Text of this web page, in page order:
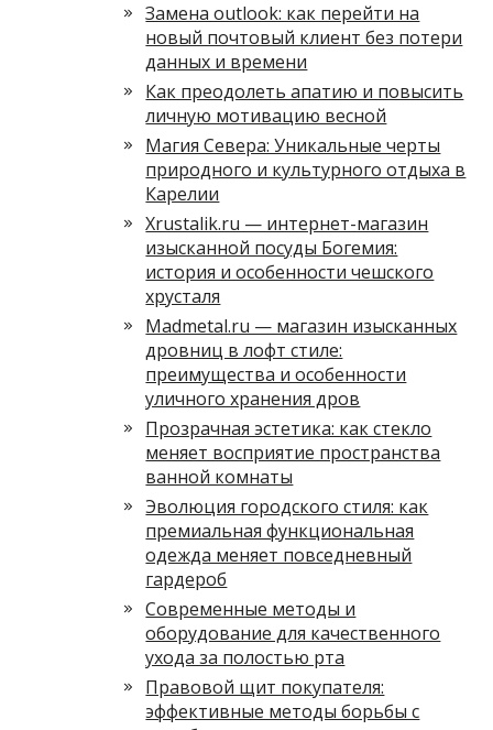
Замена outlook: как перейти на
новый почтовый клиент без потери
данных и времени
Как преодолеть апатию и повысить
личную мотивацию весной
Магия Севера: Уникальные черты
природного и культурного отдыха в
Карелии
Xrustalik.ru — интернет-магазин
изысканной посуды Богемия:
история и особенности чешского
хрусталя
Madmetal.ru — магазин изысканных
дровниц в лофт стиле:
преимущества и особенности
уличного хранения дров
Прозрачная эстетика: как стекло
меняет восприятие пространства
ванной комнаты
Эволюция городского стиля: как
премиальная функциональная
одежда меняет повседневный
гардероб
Современные методы и
оборудование для качественного
ухода за полостью рта
Правовой щит покупателя:
эффективные методы борьбы с